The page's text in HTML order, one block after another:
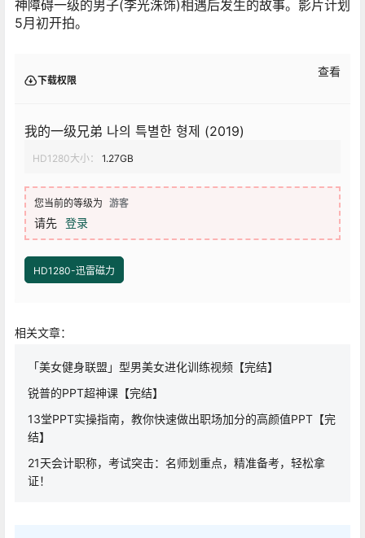
神障碍一级的男子(李光洙饰)相遇后发生的故事。影片计划
5月初开拍。
下载权限
查看
我的一级兄弟 나의 특별한 형제 (2019)
HD1280大小： 1.27GB
您当前的等级为 游客
请先 登录
HD1280-迅雷磁力
相关文章：
「美女健身联盟」型男美女进化训练视频【完结】
锐普的PPT超神课【完结】
13堂PPT实操指南，教你快速做出职场加分的高颜值PPT【完
结】
21天会计职称，考试突击：名师划重点，精准备考，轻松拿
证！